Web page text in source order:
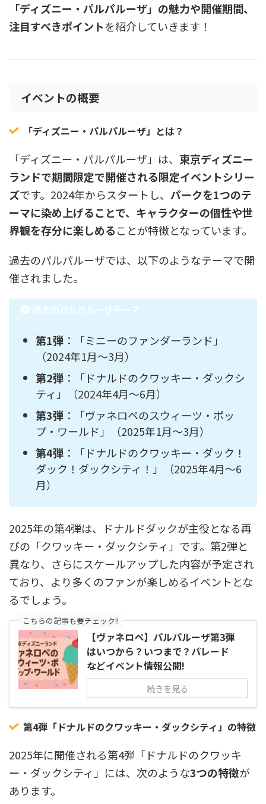
「ディズニー・パルパルーザ」の魅力や開催期間、
注目すべきポイントを紹介していきます！
イベントの概要
「ディズニー・パルパルーザ」とは？
「ディズニー・パルパルーザ」は、 東京ディズニー
ランドで期間限定で開催される限定イベントシリー
ズです。2024年からスタートし、 パークを1つのテ
ーマに染め上げることで、キャラクターの個性や世
界観を存分に楽しめることが特徴となっています。
過去のパルパルーザでは、以下のようなテーマで開
催されました。
過去のパルパルーザテーマ
第1弾 ：「ミニーのファンダーランド」
（2024年1月～3月）
第2弾 ：「ドナルドのクワッキー・ダックシ
ティ」（2024年4月～6月）
第3弾 ：「ヴァネロペのスウィーツ・ポッ
プ・ワールド」（2025年1月～3月）
第4弾 ：「ドナルドのクワッキー・ダック！
ダック！ダックシティ！」（2025年4月～6
月）
2025年の第4弾は、ドナルドダックが主役となる再
びの「クワッキー・ダックシティ」です。第2弾と
異なり、さらにスケールアップした内容が予定され
ており、より多くのファンが楽しめるイベントとな
るでしょう。
こちらの記事も要チェック!!
【ヴァネロペ】パルパルーザ第3弾
はいつから？いつまで？パレード
などイベント情報公開!
続きを見る
第4弾「ドナルドのクワッキー・ダックシティ」の特徴
2025年に開催される第4弾「ドナルドのクワッキ
ー・ダックシティ」には、次のような3つの特徴が
あります。